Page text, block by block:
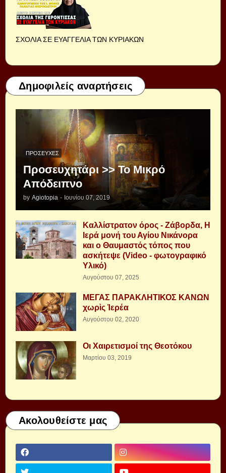
ΣΧΟΛΙΑ ΣΕ ΕΥΑΓΓΕΛΙΑ ΤΩΝ ΚΥΡΙΑΚΩΝ
Δημοφιλείς αναρτήσεις
ΠΡΟΣΕΥΧΈΣ
Προσευχητάρι >> Το Μικρό
Απόδειπνο
by Agiotopia - Ιουνίου 07, 2019
Καλλίστρατον όρος - Ζάβορδα, Η
Ιερά μονή του Αγίου Νικάνορα
και ο Θαυμαστός τόπος που
ασκήτεψε (Video - φωτογραφικό
Υλικό)
Αυγούστου 07, 2025
ΜΕΓΑΣ ΠΑΡΑΚΛΗΤΙΚΟΣ ΚΑΝΩΝ
χωρὶς Ἱερέα
Αυγούστου 02, 2020
Οι Χαιρετισμοί της Θεοτόκου
Μαρτίου 03, 2019
Ακολουθείστε μας